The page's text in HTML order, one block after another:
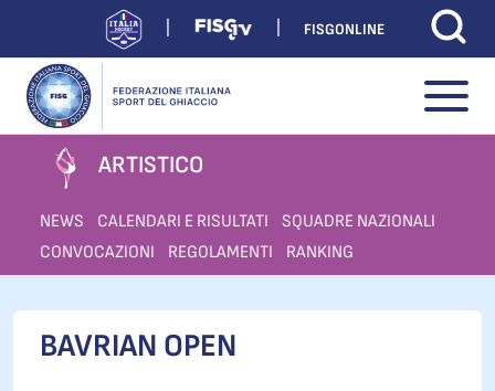
FISGONLINE
ARTISTICO
NEWS CALENDARI E RISULTATI
SQUADRE NAZIONALI
CONVOCAZIONI
REGOLAMENTI RANKING
BAVRIAN OPEN